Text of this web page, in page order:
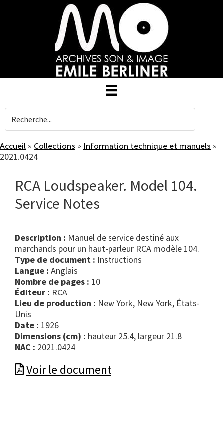
Accueil » Collections » Information technique et manuels »
2021.0424
RCA Loudspeaker. Model 104.
Service Notes
Description : Manuel de service destiné aux
marchands pour un haut-parleur RCA modèle 104.
Type de document : instructions
Langue : Anglais
Nombre de pages : 10
Éditeur : RCA
Lieu de production : New York, New York, États-
Unis
Date : 1926
Dimensions (cm) : hauteur 25.4, largeur 21.8
NAC : 2021.0424
Voir le document